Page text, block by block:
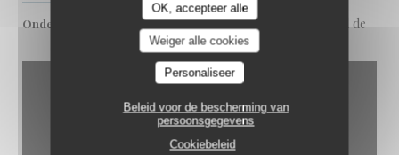
OK, accepteer alle
Weiger alle cookies
Personaliseer
Beleid voor de bescherming van
persoonsgegevens
Cookiebeleid
Ondergrondse
St Paul, Pont marie, Hotel de
ville